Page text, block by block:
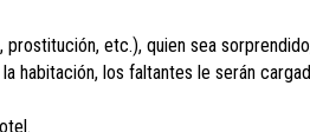
etc.), quien sea
habitación, los faltantes le serán